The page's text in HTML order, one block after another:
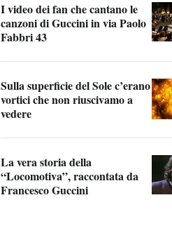
I video dei fan che cantano le
canzoni di Guccini in via Paolo
Fabbri 43
Sulla superficie del Sole c’erano
vortici che non riuscivamo a
vedere
La vera storia della
“Locomotiva”, raccontata da
Francesco Guccini